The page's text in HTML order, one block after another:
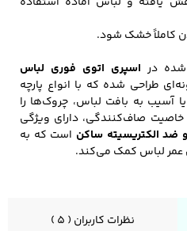
کاملاً خشک شود.
در اسپری اتوی فوری لباس
طراحی شده که با انواع پارچه
آسیب به بافت لباس، چروک‌ها را
خاصیت صاف‌کنندگی، دارای ویژگی
ضد الکتریسیته ساکن است که به
عمر لباس کمک می‌کند.
نظرات کاربران ( 5 )